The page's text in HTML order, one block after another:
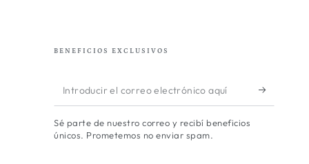
BENEFICIOS EXCLUSIVOS
Introducir
el
correo
Sé parte de nuestro correo y recibí beneficios
únicos. Prometemos no enviar spam.